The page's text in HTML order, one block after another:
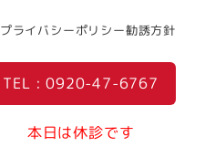
プライバシーポリシー勧誘方針
TEL : 0920-47-6767
本日は休診です